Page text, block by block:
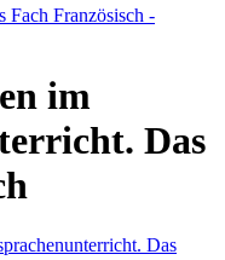
Fach Französisch -
im
Das